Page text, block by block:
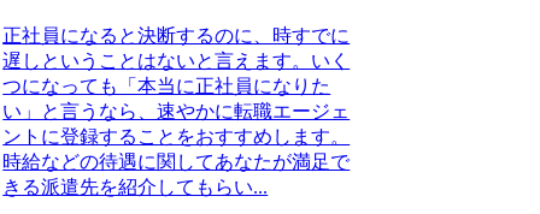
正社員になると決断するのに、時すでに
遅しということはないと言えます。いく
つになっても「本当に正社員になりた
い」と言うなら、速やかに転職エージェ
ントに登録することをおすすめします。
時給などの待遇に関してあなたが満足で
きる派遣先を紹介してもらい...